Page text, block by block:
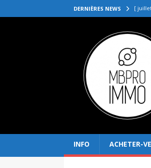
DERNIÈRES NEWS [
[
[
[
[ août
INFO ACHETER-